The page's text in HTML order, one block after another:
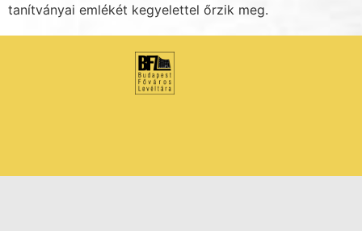
tanítványai emlékét kegyelettel őrzik meg.